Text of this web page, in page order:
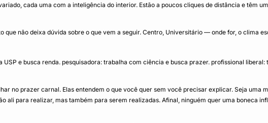
cada uma com a inteligência do interior. Estão a poucos cliques de distância e têm
não deixa dúvida sobre o que vem a seguir. Centro, Universitário — onde for, o clima
e busca renda. pesquisadora: trabalha com ciência e busca prazer. profissional
no prazer carnal. Elas entendem o que você quer sem você precisar explicar. Seja uma
ali para realizar, mas também para serem realizadas. Afinal, ninguém quer uma boneca